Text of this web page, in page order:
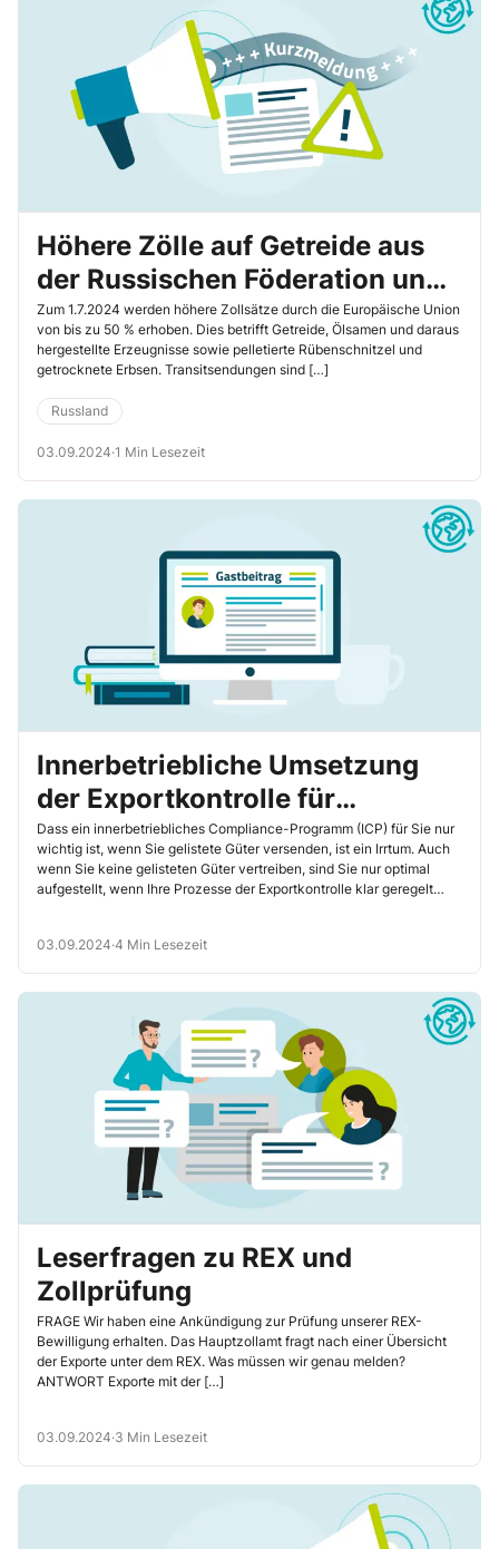
Höhere Zölle auf Getreide aus
der Russischen Föderation und
Weißrussland
Zum 1.7.2024 werden höhere Zollsätze durch die Europäische Union
von bis zu 50 ​% erhoben. Dies betrifft Getreide, Ölsamen und daraus
hergestellte Erzeugnisse sowie pelletierte Rübenschnitzel und
getrocknete Erbsen. Transitsendungen sind […]
Russland
03.09.2024·1 Min Lesezeit
Innerbetriebliche Umsetzung
der Exportkontrolle für
Unternehmen mit nicht
gelisteten Gütern
Dass ein innerbetriebliches Compliance-Programm (ICP) für Sie nur
wichtig ist, wenn Sie gelistete Güter versenden, ist ein Irrtum. Auch
wenn Sie keine gelisteten Güter vertreiben, sind Sie nur optimal
aufgestellt, wenn Ihre Prozesse der Exportkontrolle klar geregelt
vorgehen, lesen Sie hier.
03.09.2024·4 Min Lesezeit
Leserfragen zu REX und
Zollprüfung
FRAGE Wir haben eine Ankündigung zur Prüfung unserer REX-
Bewilligung erhalten. Das Hauptzollamt fragt nach einer Übersicht
der Exporte unter dem REX. Was müssen wir genau melden?
ANTWORT Exporte mit der […]
03.09.2024·3 Min Lesezeit